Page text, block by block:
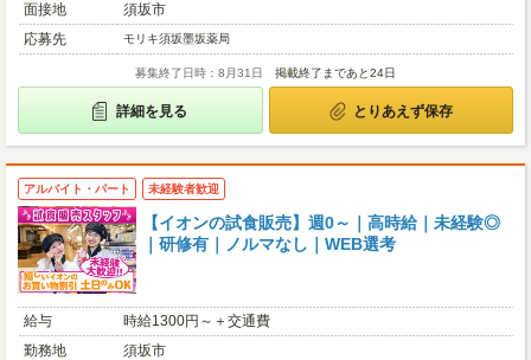
面接地
須坂市
応募先
モリキ須坂墨坂薬局
募集終了日時：8月31日 掲載終了まであと24日
詳細を見る とりあえず保存
アルバイト・パート 未経験者歓迎
【イオンの試食販売】週0～｜高時給｜未経験◎
｜研修有｜ノルマなし｜WEB選考
給与
時給1300円～＋交通費
勤務地
須坂市